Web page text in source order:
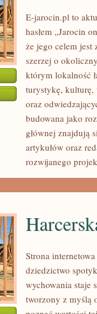
E-jarocin.pl to
hasłem „Jarocin
że jego celem jest
szerzej o
którym lokalność
turystykę, kulturę,
oraz
budowana jako
głównej znajdują
artykułów oraz
rozwijanego
Strona
dziedzictwo
wychowania staje
tworzony z myślą